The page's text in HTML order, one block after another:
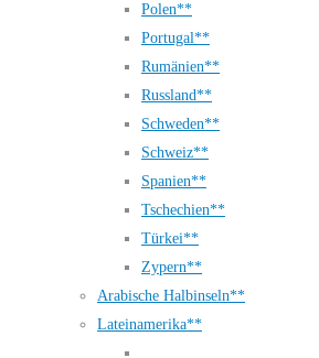
Polen**
Portugal**
Rumänien**
Russland**
Schweden**
Schweiz**
Spanien**
Tschechien**
Türkei**
Zypern**
Arabische Halbinseln**
Lateinamerika**